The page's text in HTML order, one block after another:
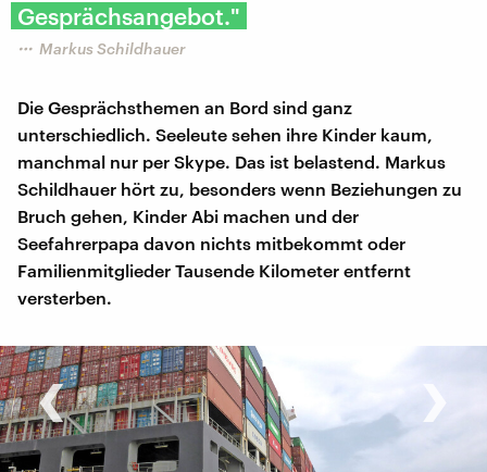
Gesprächsangebot."
Markus Schildhauer
Die Gesprächsthemen an Bord sind ganz
unterschiedlich. Seeleute sehen ihre Kinder kaum,
manchmal nur per Skype. Das ist belastend. Markus
Schildhauer hört zu, besonders wenn Beziehungen zu
Bruch gehen, Kinder Abi machen und der
Seefahrerpapa davon nichts mitbekommt oder
Familienmitglieder Tausende Kilometer entfernt
versterben.
‹ ›